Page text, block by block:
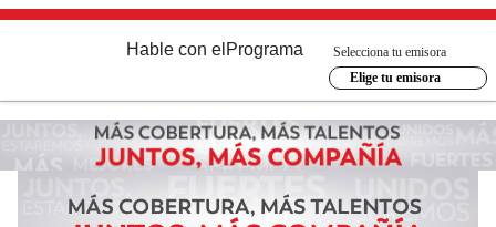
Hable con el Programa
Selecciona tu emisora
Elige tu emisora